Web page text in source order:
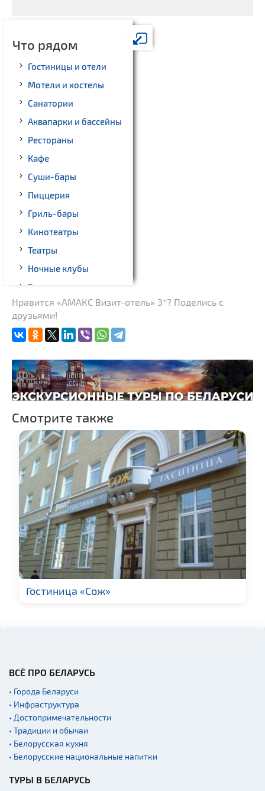
Что рядом
Гостиницы и отели
Мотели и хостелы
Санатории
Аквапарки и бассейны
Рестораны
Кафе
Суши-бары
Пиццерия
Гриль-бары
Кинотеатры
Театры
Ночные клубы
Боулинг
Бильярд
Торговые центры,
Пассажирские
перевозки
Fast-food
Гражданская
архитектура
Замки и дворцы
Церкви
Музеи
Галереи
Памятники природы
Производства
Мастер-классы
Квесты
Новости
Монастыри
Часовни
Национальные парки и
заказники
Аэропорты
Железнодорожные
вокзалы
Нравится «АМАКС Визит-отель» 3*? Поделись с
друзьями!
Смотрите также
Гостиница «Сож»
ВСЁ ПРО БЕЛАРУСЬ
• Города Беларуси
• Инфраструктура
• Достопримечательности
• Традиции и обычаи
• Белорусская кухня
• Белорусские национальные напитки
ТУРЫ В БЕЛАРУСЬ